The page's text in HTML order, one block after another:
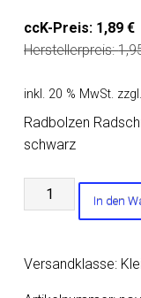
ccK-Preis: 1,89€
Herstellerpreis:
inkl. 20 % MwSt.
Radbolzen
schwarz
Radbolzen
Radschraube
M14x1,25
In den
Versandklasse: